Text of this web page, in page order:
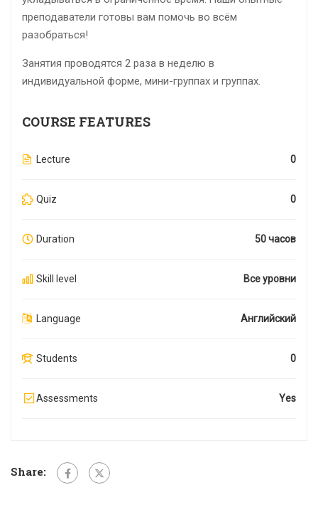
преподаватели готовы вам помочь во всём
разобраться!
Занятия проводятся 2 раза в неделю в
индивидуальной форме, мини-группах и группах.
COURSE FEATURES
Lecture 0
Quiz 0
Duration 50 часов
Skill level Все уровни
Language Английский
Students 0
Assessments Yes
Share: